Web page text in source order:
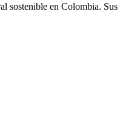
en Colombia. Sus